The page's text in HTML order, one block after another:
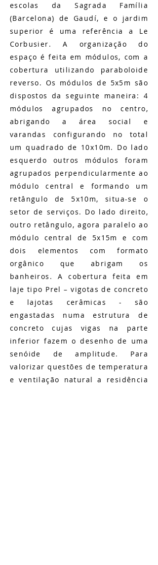
escolas da Sagrada Família
(Barcelona) de Gaudí, e o jardim
superior é uma referência a Le
Corbusier. A organização do
espaço é feita em módulos, com a
cobertura utilizando paraboloide
reverso. Os módulos de 5x5m são
dispostos da seguinte maneira: 4
módulos agrupados no centro,
abrigando a área social e
varandas configurando no total
um quadrado de 10x10m. Do lado
esquerdo outros módulos foram
agrupados perpendicularmente ao
módulo central e formando um
retângulo de 5x10m, situa-se o
setor de serviços. Do lado direito,
outro retângulo, agora paralelo ao
módulo central de 5x15m e com
dois elementos com formato
orgânico que abrigam os
banheiros. A cobertura feita em
laje tipo Prel – vigotas de concreto
e lajotas cerâmicas - são
engastadas numa estrutura de
concreto cujas vigas na parte
inferior fazem o desenho de uma
senóide de amplitude. Para
valorizar questões de temperatura
e ventilação natural a residência